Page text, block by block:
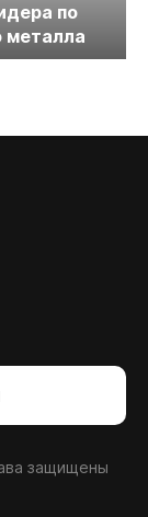
по
металла
защищены